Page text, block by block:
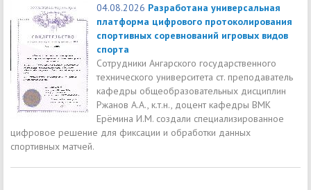
04.08.2026 Разработана универсальная
платформа цифрового протоколирования
спортивных соревнований игровых видов
спорта
Сотрудники Ангарского государственного
технического университета ст. преподаватель
кафедры общеобразовательных дисциплин
Ржанов А.А., к.т.н., доцент кафедры ВМК
Ерёмина И.М. создали специализированное
цифровое решение для фиксации и обработки данных
спортивных матчей.